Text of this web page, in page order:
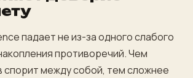
падает не из-за одного слабого
противоречий. Чем
спорит между собой, тем сложнее